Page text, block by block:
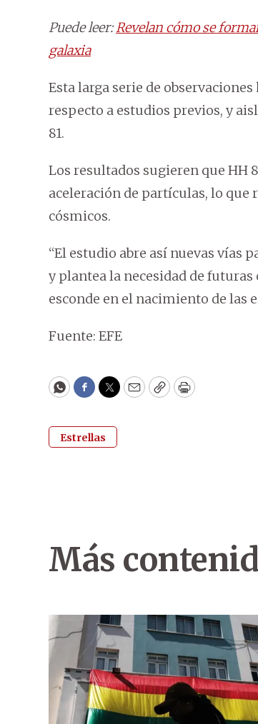
Puede leer:Revelan cómo se
galaxia
Esta larga serie de
respecto a estudios previos, y
81.
Los resultados sugieren que HH
aceleración de partículas, lo que
cósmicos.
“El estudio abre así nuevas vías
y plantea la necesidad de
esconde en el nacimiento de las
Fuente: EFE
WhatsApp
Facebook
Twitter
EmailCopyPrint
Estrellas
Más